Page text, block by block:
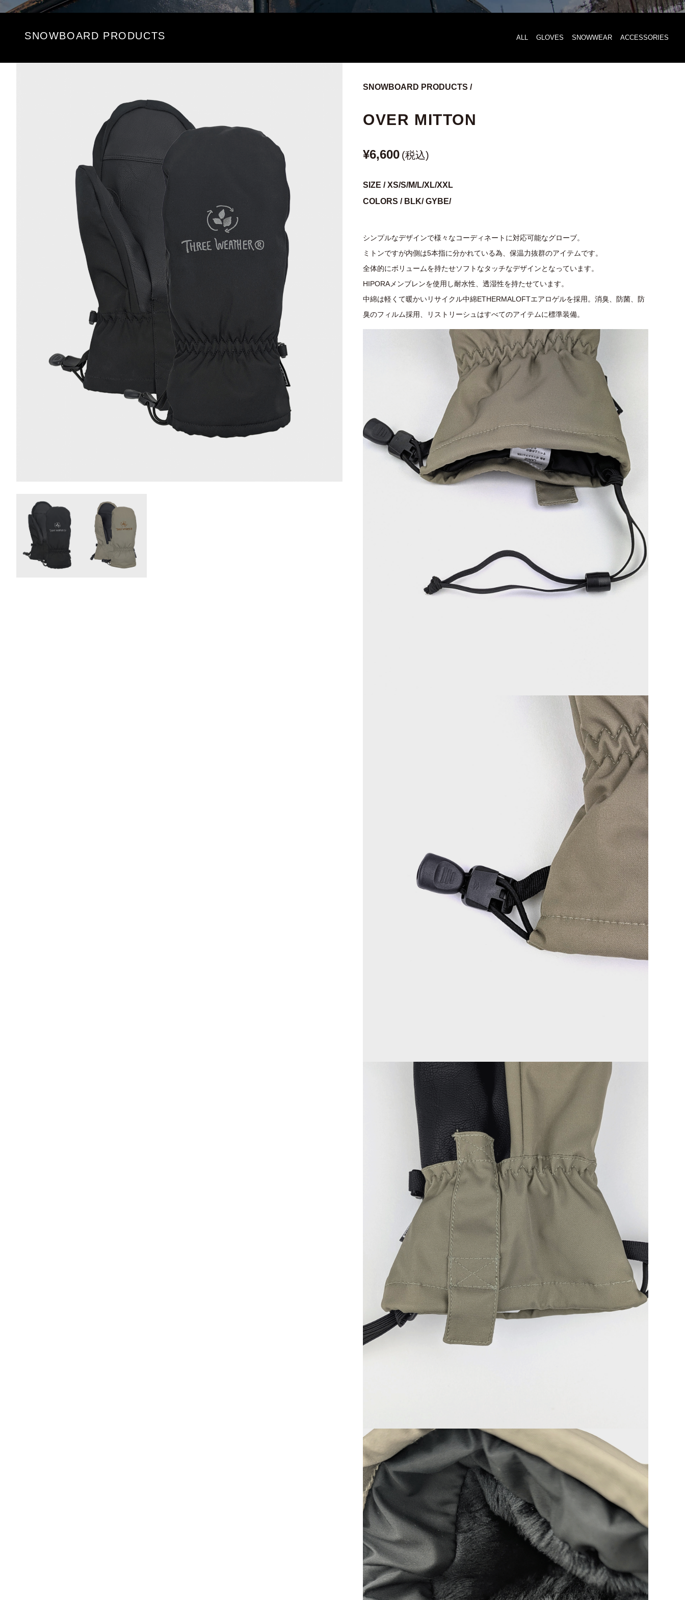
SNOWBOARD PRODUCTS ALL GLOVES SNOWWEAR ACCESSORIES
SNOWBOARD PRODUCTS /
OVER MITTON
¥6,600 (税込)
SIZE / XS/S/M/L/XL/XXL
COLORS / BLK/ GYBE/
シンプルなデザインで様々なコーディネートに対応可能なグローブ。
ミトンですが内側は5本指に分かれている為、保温力抜群のアイテムです。
全体的にボリュームを持たせソフトなタッチなデザインとなっています。
HIPORAメンブレンを使用し耐水性、透湿性を持たせています。
中綿は軽くて暖かいリサイクル中綿ETHERMALOFTエアロゲルを採用。消臭、防菌、防
臭のフィルム採用、リストリーシュはすべてのアイテムに標準装備。